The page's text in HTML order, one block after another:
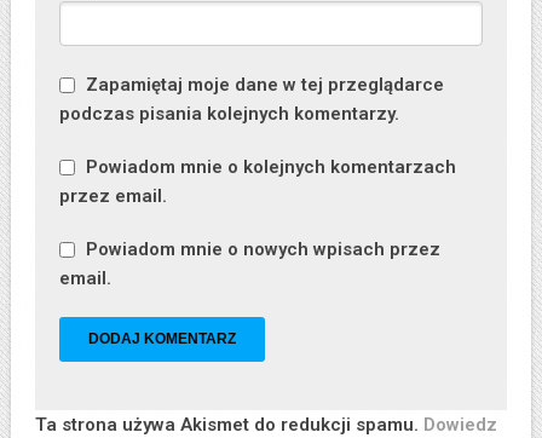
Zapamiętaj moje dane w tej przeglądarce
podczas pisania kolejnych komentarzy.
Powiadom mnie o kolejnych komentarzach
przez email.
Powiadom mnie o nowych wpisach przez
email.
Ta strona używa Akismet do redukcji spamu. Dowiedz